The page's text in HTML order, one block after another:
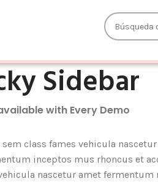
Sidebar
with Every Demo
sem class fames vehicula
inceptos mus rhoncus et
nascetur amet fermentum